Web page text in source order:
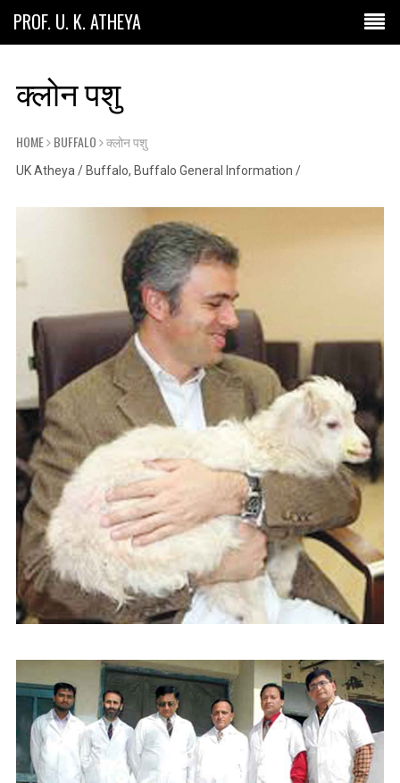
PROF. U. K. ATHEYA
क्लोन पशु
HOME BUFFALO क्लोन पशु
UK Atheya / Buffalo, Buffalo General Information /